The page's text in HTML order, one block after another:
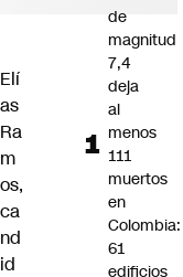
Elí
as
Ra
m
os,
ca
nd
id
de
magnitud
7,4
deja
al
menos
111
muertos
en
Colombia:
61
edificios